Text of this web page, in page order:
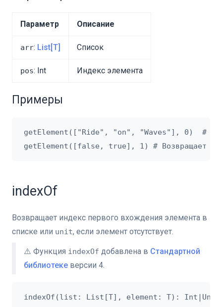
Параметр Описание
arr: List[T] Список
pos: Int Индекс элемента
Примеры
getElement(["Ride", "on", "Waves"], 0)  #
indexOf
Возвращает индекс первого вхождения элемента в
списке или unit, если элемент отсутствует.
⚠️ Функция indexOf добавлена в Стандартной
библиотеке версии 4.